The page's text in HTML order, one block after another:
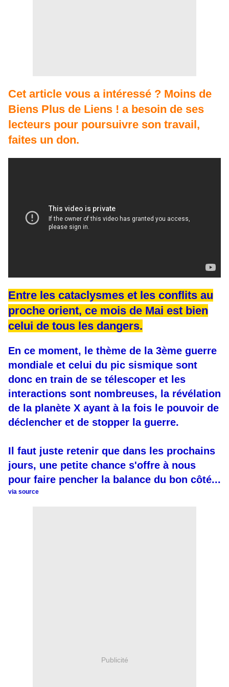
Cet article vous a intéressé ? Moins de
Biens Plus de Liens ! a besoin de ses
lecteurs pour poursuivre son travail,
faites un don.
Entre les cataclysmes et les conflits au
proche orient, ce mois de Mai est bien
celui de tous les dangers.
En ce moment, le thème de la 3ème guerre
mondiale et celui du pic sismique sont
donc en train de se télescoper et les
interactions sont nombreuses, la révélation
de la planète X ayant à la fois le pouvoir de
déclencher et de stopper la guerre.
Il faut juste retenir que dans les prochains
jours, une petite chance s'offre à nous
pour faire pencher la balance du bon côté...
via source
Publicité